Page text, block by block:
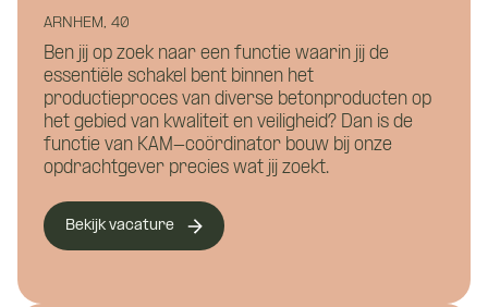
ARNHEM, 40
Ben jij op zoek naar een functie waarin jij de
essentiële schakel bent binnen het
productieproces van diverse betonproducten op
het gebied van kwaliteit en veiligheid? Dan is de
functie van KAM-coördinator bouw bij onze
opdrachtgever precies wat jij zoekt.
Bekijk vacature
Waar wil je meer over weten?
Bouwkunde Civiele techniek
Installatietechniek
Hoe kunnen we je helpen?
Vacature: BIM
coördinator bouw
Naam*